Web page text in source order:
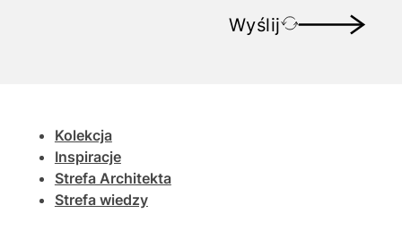
Wyślij
Kolekcja
Inspiracje
Strefa Architekta
Strefa wiedzy